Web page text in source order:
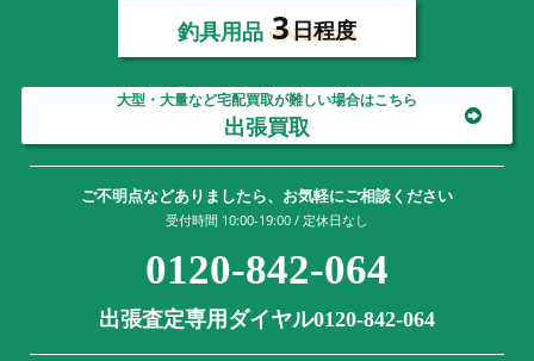
釣具用品 3日程度
大型・大量など宅配買取が難しい場合はこちら
出張買取
ご不明点などありましたら、お気軽にご相談ください
受付時間 10:00-19:00 / 定休日なし
0120-842-064
出張査定専用ダイヤル0120-842-064